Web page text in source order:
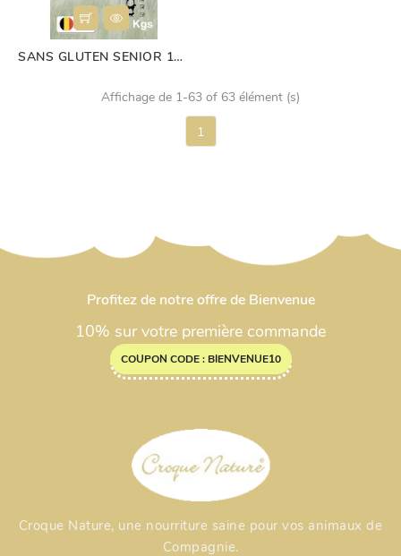
SANS GLUTEN SENIOR 12...
Affichage de 1-63 of 63 élément (s)
1
Profitez de notre offre de Bienvenue
10% sur votre première commande
COUPON CODE : BIENVENUE10
Croque Nature, une nourriture saine pour vos animaux de
Compagnie.